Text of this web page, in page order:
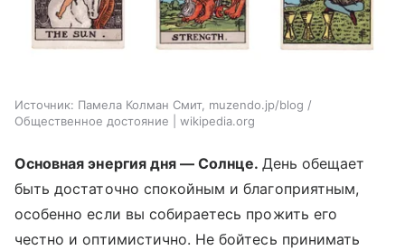
Источник: Памела Колман Смит, muzendo.jp/blog /
Общественное достояние | wikipedia.org
Основная энергия дня — Солнце. День обещает
быть достаточно спокойным и благоприятным,
особенно если вы собираетесь прожить его
честно и оптимистично. Не бойтесь принимать